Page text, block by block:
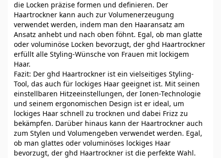
die Locken präzise formen und definieren. Der
Haartrockner kann auch zur Volumenerzeugung
verwendet werden, indem man den Haaransatz am
Ansatz anhebt und nach oben föhnt. Egal, ob man glatte
oder voluminöse Locken bevorzugt, der ghd Haartrockner
erfüllt alle Styling-Wünsche von Frauen mit lockigem
Haar.
Fazit: Der ghd Haartrockner ist ein vielseitiges Styling-
Tool, das auch für lockiges Haar geeignet ist. Mit seinen
einstellbaren Hitzeeinstellungen, der Ionen-Technologie
und seinem ergonomischen Design ist er ideal, um
lockiges Haar schnell zu trocknen und dabei Frizz zu
bekämpfen. Darüber hinaus kann der Haartrockner auch
zum Stylen und Volumengeben verwendet werden. Egal,
ob man glattes oder voluminöses lockiges Haar
bevorzugt, der ghd Haartrockner ist die perfekte Wahl.